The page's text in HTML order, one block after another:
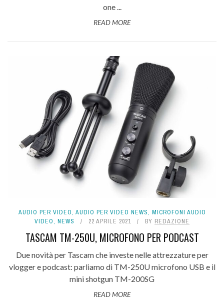
one ...
READ MORE
AUDIO PER VIDEO, AUDIO PER VIDEO NEWS, MICROFONI AUDIO
VIDEO, NEWS 22 APRILE 2021 BY REDAZIONE
TASCAM TM-250U, MICROFONO PER PODCAST
Due novità per Tascam che investe nelle attrezzature per
vlogger e podcast: parliamo di TM-250U microfono USB e il
mini shotgun TM-200SG
READ MORE